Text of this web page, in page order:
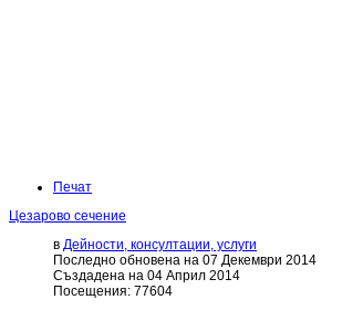
Печат
Цезарово сечение
в Дейности, консултации, услуги
Последно обновена на 07 Декември 2014
Създадена на 04 Април 2014
Посещения: 77604